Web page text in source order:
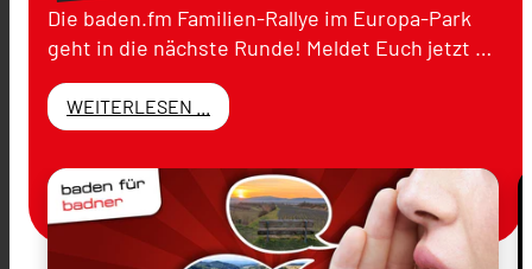
Die baden.fm Familien-Rallye im Europa-Park
geht in die nächste Runde! Meldet Euch jetzt …
WEITERLESEN ...